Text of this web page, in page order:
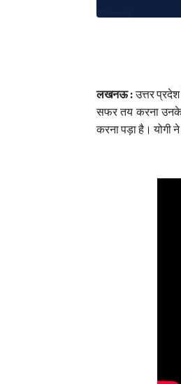
लखनऊ :उत्तर
सफर तय करना उनके
करना पड़ा है। योगी